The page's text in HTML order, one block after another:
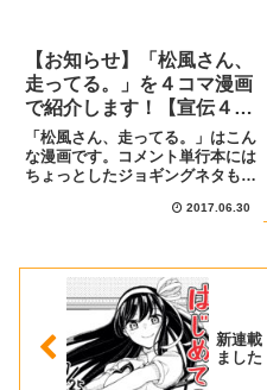
【お知らせ】「松風さん、
走ってる。」を４コマ漫画
で紹介します！【宣伝４コ
マ】
「松風さん、走ってる。」はこん
な漫画です。コメント単行本には
ちょっとしたジョギングネタも載
松風さんの意外な事実が発覚した
で、見て、楽しんでいただけた
2017.06.30
新連載
ました